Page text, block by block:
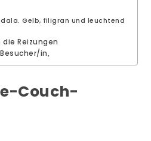
Gelb, filigran und leuchtend
Reizungen
in,
Couch-